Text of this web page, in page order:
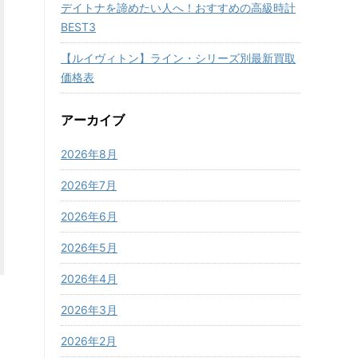
デイトナを諦めたい人へ！おすすめの高級時計
BEST3
【ルイヴィトン】ライン・シリーズ別最新買取
価格表
アーカイブ
2026年8月
2026年7月
2026年6月
2026年5月
2026年4月
2026年3月
2026年2月